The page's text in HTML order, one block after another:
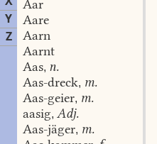
Y
Z
Aar
Aare
Aarn
Aarnt
Aas, n.
Aas-dreck, m.
Aas-geier, m.
aasig, Adj.
Aas-jäger, m.